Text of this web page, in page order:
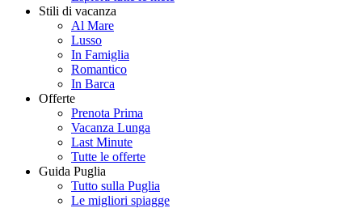
Stili di vacanza
Al Mare
Lusso
In Famiglia
Romantico
In Barca
Offerte
Prenota Prima
Vacanza Lunga
Last Minute
Tutte le offerte
Guida Puglia
Tutto sulla Puglia
Le migliori spiagge